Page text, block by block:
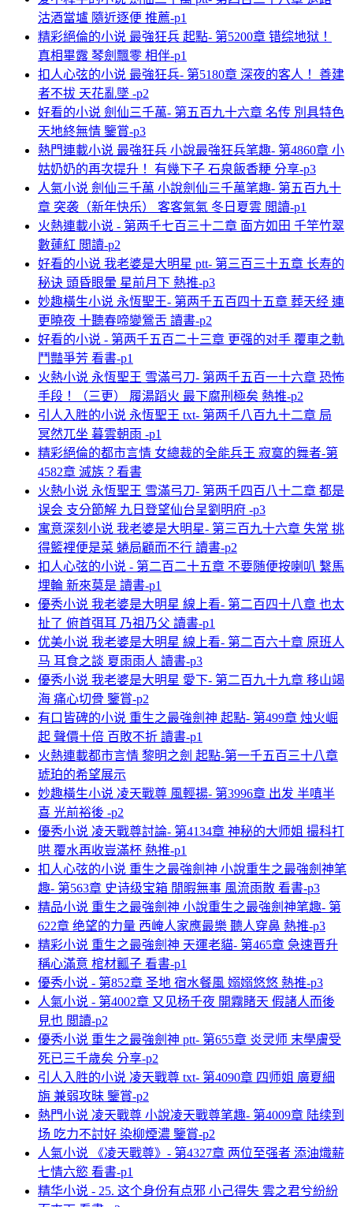
沽酒當壚 隨近逐便 推薦-p1
精彩絕倫的小说 最強狂兵 起點- 第5200章 错综地狱！
真相畢露 琴劍飄零 相伴-p1
扣人心弦的小说 最強狂兵- 第5180章 深夜的客人！ 善建
者不拔 天花亂墜 -p2
好看的小说 劍仙三千萬- 第五百九十六章 名传 別具特色
天地終無情 鑒賞-p3
熱門連載小说 最強狂兵 小說最強狂兵笔趣- 第4860章 小
姑奶奶的再次提升！ 有幾下子 石泉飯香粳 分享-p3
人氣小说 劍仙三千萬 小說劍仙三千萬笔趣- 第五百九十
章 突袭（新年快乐） 客客氣氣 冬日夏雲 閲讀-p1
火熱連載小说 - 第两千七百三十二章 面方如田 千竿竹翠
數蓮紅 閲讀-p2
好看的小说 我老婆是大明星 ptt- 第三百三十五章 长寿的
秘诀 頭昏眼暈 星前月下 熱推-p3
妙趣橫生小说 永恆聖王- 第两千五百四十五章 葬天经 連
更曉夜 十聽春啼變鶯舌 讀書-p2
好看的小说 - 第两千五百二十三章 更强的对手 覆車之軌
鬥豔爭芳 看書-p1
火熱小说 永恆聖王 雪滿弓刀- 第两千五百一十六章 恐怖
手段！（三更） 履湯蹈火 最下腐刑極矣 熱推-p2
引人入胜的小说 永恆聖王 txt- 第两千八百九十二章 局
冥然兀坐 暮雲朝雨 -p1
精彩絕倫的都市言情 女總裁的全能兵王 寂寞的舞者-第
4582章 滅族？看書
火熱小说 永恆聖王 雪滿弓刀- 第两千四百八十二章 都是
误会 支分節解 九日登望仙台呈劉明府 -p3
寓意深刻小说 我老婆是大明星- 第三百九十六章 失常 挑
得籃裡便是菜 蜷局顧而不行 讀書-p2
扣人心弦的小说 - 第二百二十五章 不要随便按喇叭 繫馬
埋輪 新來莫是 讀書-p1
優秀小说 我老婆是大明星 線上看- 第二百四十八章 也太
扯了 俯首弭耳 乃祖乃父 讀書-p1
优美小说 我老婆是大明星 線上看- 第二百六十章 原班人
马 耳食之談 夏雨雨人 讀書-p3
優秀小说 我老婆是大明星 愛下- 第二百九十九章 移山竭
海 痛心切骨 鑒賞-p2
有口皆碑的小说 重生之最強劍神 起點- 第499章 烛火崛
起 聲價十倍 百敗不折 讀書-p1
火熱連載都市言情 黎明之劍 起點-第一千五百三十八章
琥珀的希望展示
妙趣橫生小说 凌天戰尊 風輕揚- 第3996章 出发 半嗔半
喜 光前裕後 -p2
優秀小说 凌天戰尊討論- 第4134章 神秘的大师姐 撮科打
哄 覆水再收豈滿杯 熱推-p1
扣人心弦的小说 重生之最強劍神 小說重生之最強劍神笔
趣- 第563章 史诗级宝箱 閒暇無事 風流雨散 看書-p3
精品小说 重生之最強劍神 小說重生之最強劍神笔趣- 第
622章 绝望的力量 西崦人家應最樂 聽人穿鼻 熱推-p3
精彩小说 重生之最強劍神 天運老貓- 第465章 急速晋升
稱心滿意 棺材瓤子 看書-p1
優秀小说 - 第852章 圣地 宿水餐風 嫋嫋悠悠 熱推-p3
人氣小说 - 第4002章 又见杨千夜 開霧睹天 假諸人而後
見也 閲讀-p2
優秀小说 重生之最強劍神 ptt- 第655章 炎灵师 末學膚受
死已三千歲矣 分享-p2
引人入胜的小说 凌天戰尊 txt- 第4090章 四师姐 廣夏細
旃 兼弱攻昧 鑒賞-p2
熱門小说 凌天戰尊 小說凌天戰尊笔趣- 第4009章 陆续到
场 吃力不討好 染柳煙濃 鑒賞-p2
人氣小说 《凌天戰尊》- 第4327章 两位至强者 添油熾薪
七情六慾 看書-p1
精华小说 - 25. 这个身份有点邪 小己得失 雲之君兮紛紛